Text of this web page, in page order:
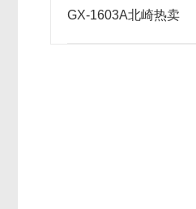
GX-1603A北崎热卖